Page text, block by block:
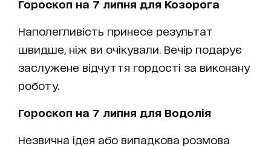
Гороскоп на 7 липня для Козорога
Наполегливість принесе результат
швидше, ніж ви очікували. Вечір подарує
заслужене відчуття гордості за виконану
роботу.
Гороскоп на 7 липня для Водолія
Незвична ідея або випадкова розмова